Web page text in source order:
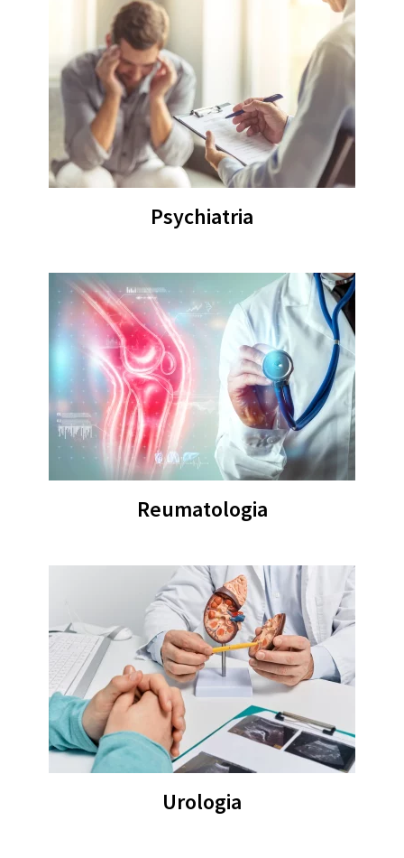
Psychiatria
Reumatologia
Urologia